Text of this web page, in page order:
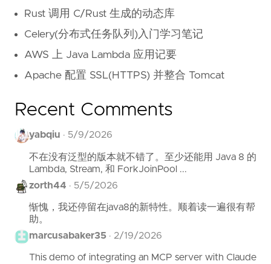
Rust 调用 C/Rust 生成的动态库
Celery(分布式任务队列)入门学习笔记
AWS 上 Java Lambda 应用记要
Apache 配置 SSL(HTTPS) 并整合 Tomcat
Recent Comments
yabqiu · 5/9/2026
不在没有泛型的版本就不错了。至少还能用 Java 8 的
Lambda, Stream, 和 ForkJoinPool ...
zorth44 · 5/5/2026
惭愧，我还停留在java8的新特性。顺着读一遍很有帮
助。
marcusabaker35 · 2/19/2026
This demo of integrating an MCP server with Claude